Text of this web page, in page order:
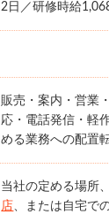
2日／研修時給
販売・案内・営業
応・電話発信・軽
める業務への配置
当社の定める場所
店、または自宅で